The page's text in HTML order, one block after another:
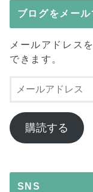
ブログをメー
メールアドレス
できます。
ル
ア
ド
購読する
SNS